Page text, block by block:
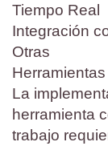
Tiempo Real
Integración
Otras
Herramientas
La
herramienta
trabajo